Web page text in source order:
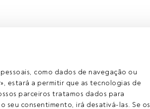
como dados de navegação ou
estará a permitir que as tecnologias de
parceiros tratamos dados para
seu consentimento, irá desativá-las. Se os